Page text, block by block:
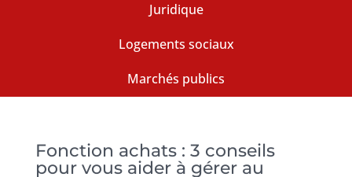
Juridique
Logements sociaux
Marchés publics
Fonction achats : 3 conseils
pour vous aider à gérer au